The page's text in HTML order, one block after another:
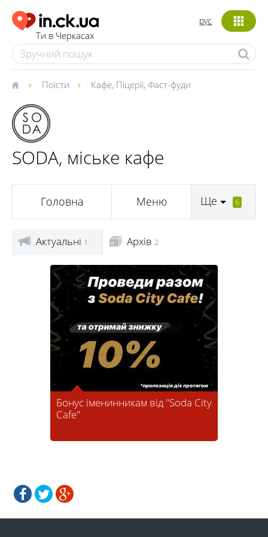
Ти в Черкасах
рус
Поїсти Кафе, Піцерії, Фаст-фуди
SODA, міське кафе
Головна Меню Ще 6
Актуальні 1 Архів 2
Бонус іменинникам від "Soda City
Cafe"